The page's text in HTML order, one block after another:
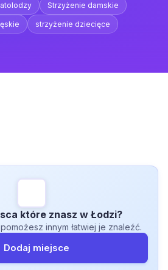
Strzyżenie damskie
strzyżenie dziecięce
które znasz w Łodzi?
innym łatwiej je znaleźć.
Dodaj miejsce